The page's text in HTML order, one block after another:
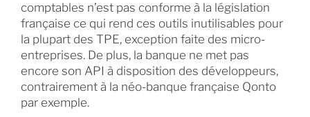
comptables n’est pas conforme à la législation
française ce qui rend ces outils inutilisables pour
la plupart des TPE, exception faite des micro-
entreprises. De plus, la banque ne met pas
encore son API à disposition des développeurs,
contrairement à la néo-banque française Qonto
par exemple.